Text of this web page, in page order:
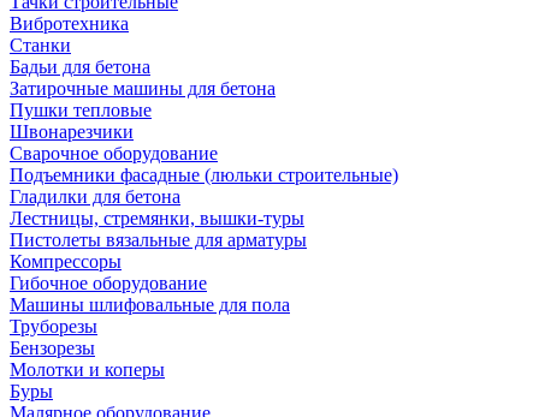
Вибротехника
Станки
Бадьи для бетона
Затирочные машины для бетона
Пушки тепловые
Швонарезчики
Сварочное оборудование
Подъемники фасадные (люльки строительные)
Гладилки для бетона
Лестницы, стремянки, вышки-туры
Пистолеты вязальные для арматуры
Компрессоры
Гибочное оборудование
Машины шлифовальные для пола
Труборезы
Бензорезы
Молотки и коперы
Буры
Малярное оборудование